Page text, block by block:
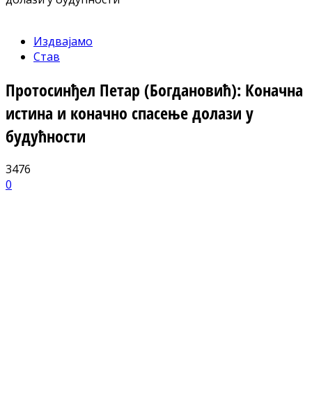
Издвајамо
Став
Протосинђел Петар (Богдановић): Коначна
истина и коначно спасење долази у
будућности
3476
0